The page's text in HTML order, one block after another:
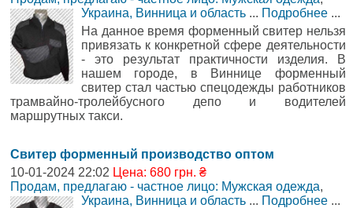
Украина, Винница и область ... Подробнее ...
На данное время форменный свитер нельзя
привязать к конкретной сфере деятельности
- это результат практичности изделия. В
нашем городе, в Виннице форменный
свитер стал частью спецодежды работников
трамвайно-тролейбусного депо и водителей
маршрутных такcи.
Свитер форменный производство оптом
10-01-2024 22:02 Цена: 680 грн. ₴
Продам, предлагаю - частное лицо: Мужская одежда,
Украина, Винница и область ... Подробнее ...